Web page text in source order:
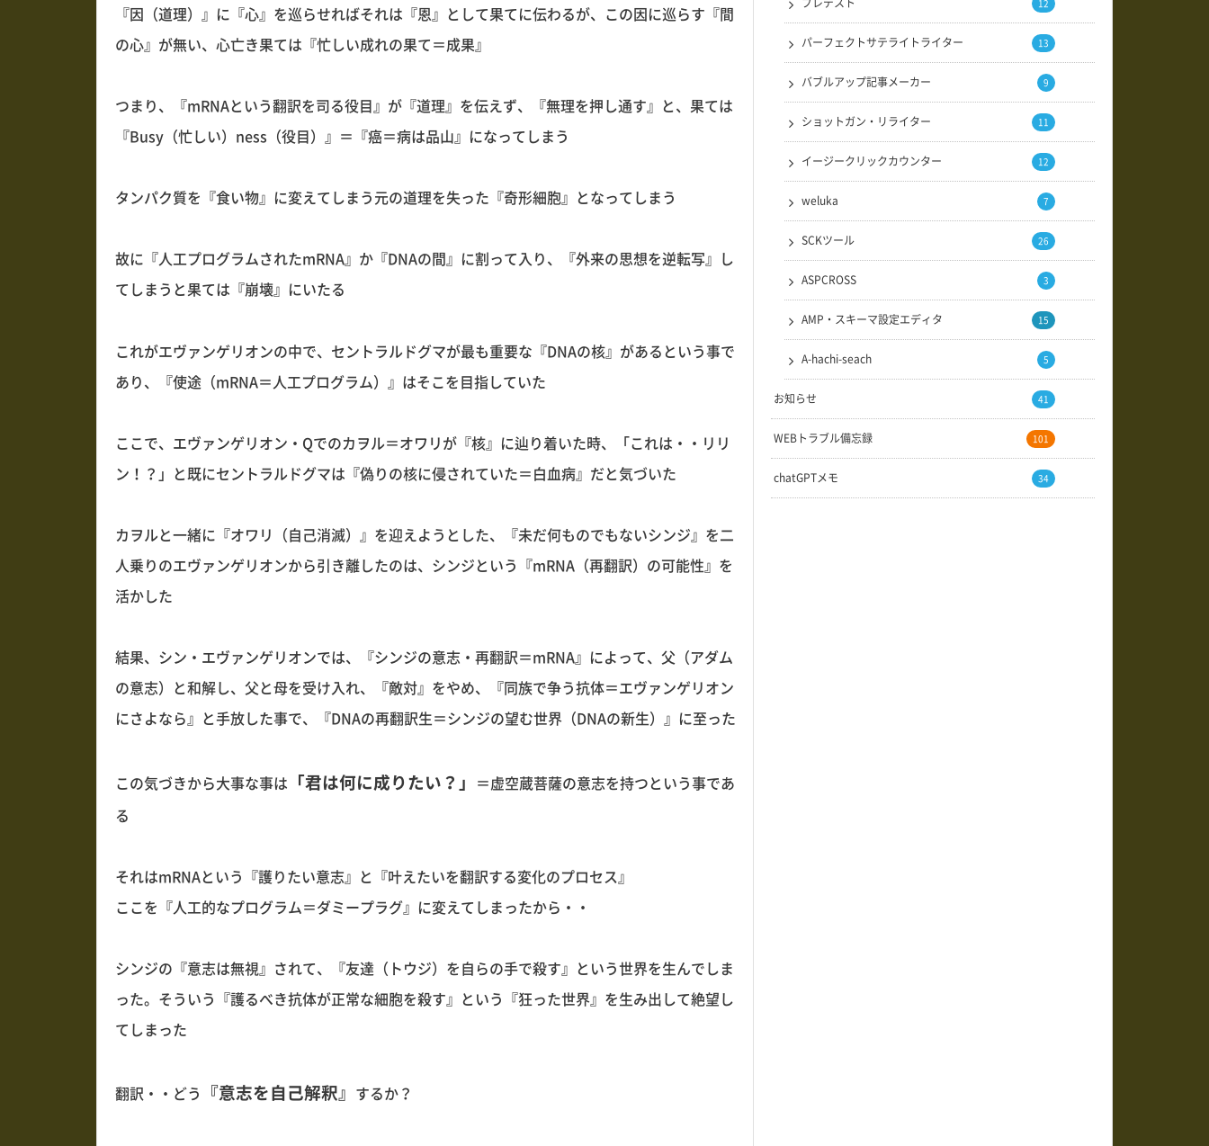
『因（道理）』に『心』を巡らせればそれは『恩』として果てに伝わるが、この因に巡らす『間
の心』が無い、心亡き果ては『忙しい成れの果て＝成果』
つまり、『mRNAという翻訳を司る役目』が『道理』を伝えず、『無理を押し通す』と、果ては
『Busy（忙しい）ness（役目）』＝『癌＝病は品山』になってしまう
タンパク質を『食い物』に変えてしまう元の道理を失った『奇形細胞』となってしまう
故に『人工プログラムされたmRNA』か『DNAの間』に割って入り、『外来の思想を逆転写』し
てしまうと果ては『崩壊』にいたる
これがエヴァンゲリオンの中で、セントラルドグマが最も重要な『DNAの核』があるという事で
あり、『使途（mRNA＝人工プログラム）』はそこを目指していた
ここで、エヴァンゲリオン・Qでのカヲル＝オワリが『核』に辿り着いた時、「これは・・リリ
ン！？」と既にセントラルドグマは『偽りの核に侵されていた＝白血病』だと気づいた
カヲルと一緒に『オワリ（自己消滅）』を迎えようとした、『未だ何ものでもないシンジ』を二
人乗りのエヴァンゲリオンから引き離したのは、シンジという『mRNA（再翻訳）の可能性』を
活かした
結果、シン・エヴァンゲリオンでは、『シンジの意志・再翻訳＝mRNA』によって、父（アダム
の意志）と和解し、父と母を受け入れ、『敵対』をやめ、『同族で争う抗体＝エヴァンゲリオン
にさよなら』と手放した事で、『DNAの再翻訳生＝シンジの望む世界（DNAの新生）』に至った
この気づきから大事な事は 「君は何に成りたい？」 ＝虚空蔵菩薩の意志を持つという事であ
る
それはmRNAという『護りたい意志』と『叶えたいを翻訳する変化のプロセス』
ここを『人工的なプログラム＝ダミープラグ』に変えてしまったから・・
シンジの『意志は無視』されて、『友達（トウジ）を自らの手で殺す』という世界を生んでしま
った。そういう『護るべき抗体が正常な細胞を殺す』という『狂った世界』を生み出して絶望し
てしまった
翻訳・・どう 『意志を自己解釈』 するか？
12
パーフェクトサテライトライター 13
バブルアップ記事メーカー 9
ショットガン・リライター 11
イージークリックカウンター 12
weluka 7
SCKツール 26
ASPCROSS 3
AMP・スキーマ設定エディタ 15
A-hachi-seach 5
お知らせ 41
WEBトラブル備忘録 101
chatGPTメモ 34